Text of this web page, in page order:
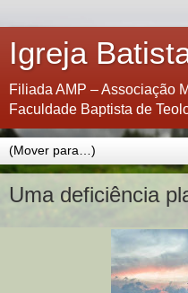
Igreja
Filiada AMP – Associação
Faculdade Baptista de
Uma deficiência